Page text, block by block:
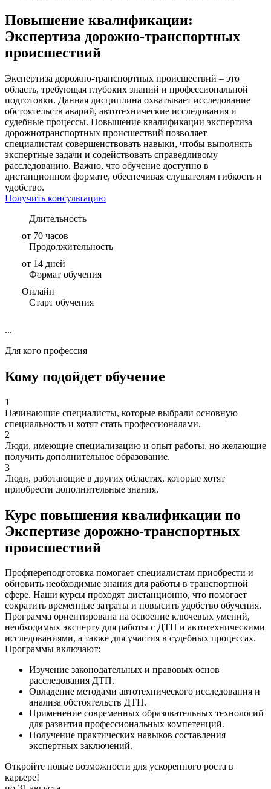
Повышение квалификации:
Экспертиза дорожно-транспортных
происшествий
Экспертиза дорожно-транспортных происшествий – это
область, требующая глубоких знаний и профессиональной
подготовки. Данная дисциплина охватывает исследование
обстоятельств аварий, автотехнические исследования и
судебные процессы. Повышение квалификации экспертиза
дорожнотранспортных происшествий позволяет
специалистам совершенствовать навыки, чтобы выполнять
экспертные задачи и содействовать справедливому
расследованию. Важно, что обучение доступно в
дистанционном формате, обеспечивая слушателям гибкость и
удобство.
Получить консультацию
Длительность
от 70 часов
Продолжительность
от 14 дней
Формат обучения
Онлайн
Старт обучения
...
Для кого профессия
Кому подойдет обучение
1
Начинающие специалисты, которые выбрали основную
специальность и хотят стать профессионалами.
2
Люди, имеющие специализацию и опыт работы, но желающие
получить дополнительное образование.
3
Люди, работающие в других областях, которые хотят
приобрести дополнительные знания.
Курс повышения квалификации по
Экспертизе дорожно-транспортных
происшествий
Профпереподготовка помогает специалистам приобрести и
обновить необходимые знания для работы в транспортной
сфере. Наши курсы проходят дистанционно, что помогает
сократить временные затраты и повысить удобство обучения.
Программа ориентирована на освоение ключевых умений,
необходимых эксперту для работы с ДТП и автотехническими
исследованиями, а также для участия в судебных процессах.
Программы включают:
Изучение законодательных и правовых основ
расследования ДТП.
Овладение методами автотехнического исследования и
анализа обстоятельств ДТП.
Применение современных образовательных технологий
для развития профессиональных компетенций.
Получение практических навыков составления
экспертных заключений.
Откройте новые возможности для ускоренного роста в
карьере!